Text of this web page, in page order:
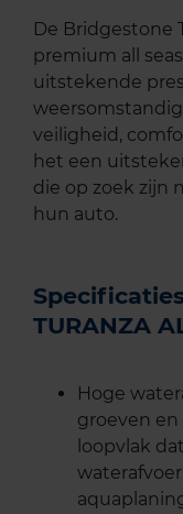
De Bridgestone
premium all
uitstekende
veiligheid,
het een
die op zoek zijn
hun auto.
TURANZA
Hoge
groeven
loopvlak